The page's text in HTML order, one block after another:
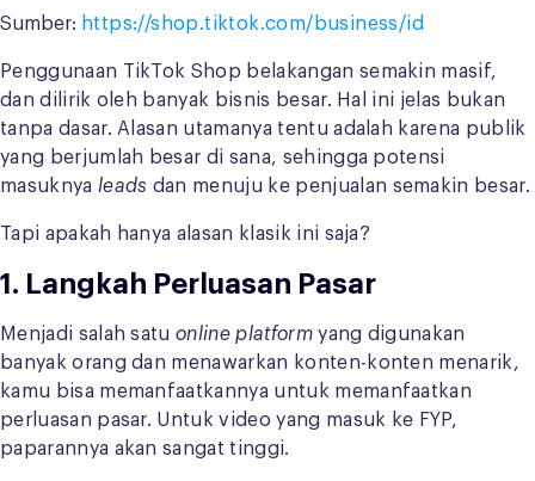
Sumber: https://shop.tiktok.com/business/id
Penggunaan TikTok Shop belakangan semakin masif,
dan dilirik oleh banyak bisnis besar. Hal ini jelas bukan
tanpa dasar. Alasan utamanya tentu adalah karena publik
yang berjumlah besar di sana, sehingga potensi
masuknya leads dan menuju ke penjualan semakin besar.
Tapi apakah hanya alasan klasik ini saja?
1. Langkah Perluasan Pasar
Menjadi salah satuonline platformyang digunakan
banyak orang dan menawarkan konten-konten menarik,
kamu bisa memanfaatkannya untuk memanfaatkan
perluasan pasar. Untuk video yang masuk ke FYP,
paparannya akan sangat tinggi.